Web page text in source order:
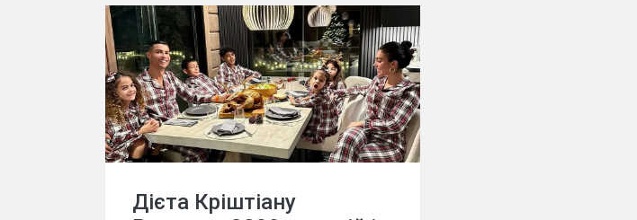
Дієта Кріштіану